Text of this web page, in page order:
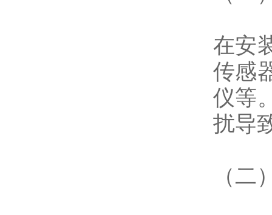
在安
传感
仪等
扰导
（